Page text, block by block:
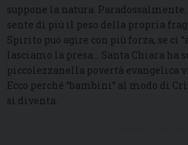
suppone la natura.
sente di più il peso della propria
Spirito può agire con più forza, se ci
lasciamo la presa… Santa Chiara ha
piccolezzanella povertà evangelica
Ecco perché “bambini” al modo di
si diventa.